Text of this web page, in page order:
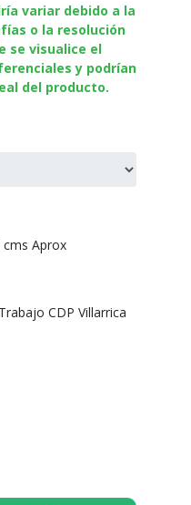
variar debido a la
o la resolución
se visualice el
y podrían
del producto.
Aprox
CDP Villarrica